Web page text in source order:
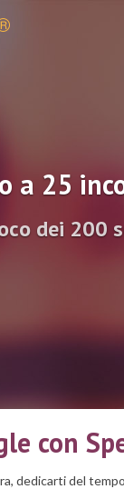
a 25
dei 200
con
dedicarti del